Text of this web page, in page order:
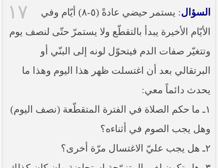
١٧ السؤال
: يستمر حيضي عادةً (٥-٨) أيّام وفي
الأيّام الأخيرة يبدأ بالتقطّع ولا يستمرّ حتّى لنصف يوم
وتتغيّر صفات الدم فيتحوّل لونه إلى البنّي أو
البرتقالي بعد أن اغتسلت ظهر هذا اليوم وهذا ما
يحدث دائماً معي:
١ـ ما حكم الصلاة في الفترة المتقطّعة (نصف اليوم)
وهل يجب الصوم في أثناءه؟
٢ـ هل يجب عليّ الاغتسال مرّة أخرى؟